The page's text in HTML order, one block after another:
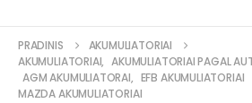
PRADINIS
AKUMULIATORIAI
AKUMULIATORIAI, AKUMULIATORIAI PAGAL
AGM AKUMULIATORAI, EFB AKUMULIATORIAI
MAZDA AKUMULIATORIAI